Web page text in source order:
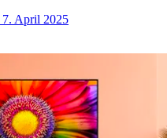
7. April 2025